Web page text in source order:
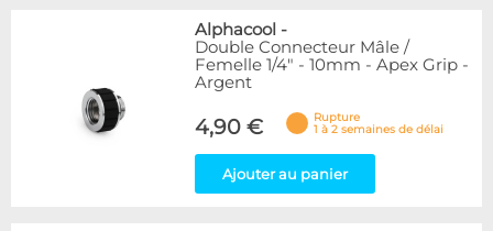
Alphacool -
Double Connecteur Mâle /
Femelle 1/4" - 10mm - Apex Grip -
Argent
4,90 €
Rupture
1 à 2 semaines de délai
Ajouter au panier